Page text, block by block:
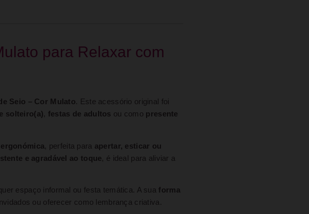
para Relaxar com
Seio – Cor Mulato . Este acessório original foi
solteiro(a), festas de adultos ou como presente
, perfeita para apertar, esticar ou
e agradável ao toque, é ideal para aliviar a
espaço informal ou festa temática. A sua forma
ou oferecer como lembrança criativa.